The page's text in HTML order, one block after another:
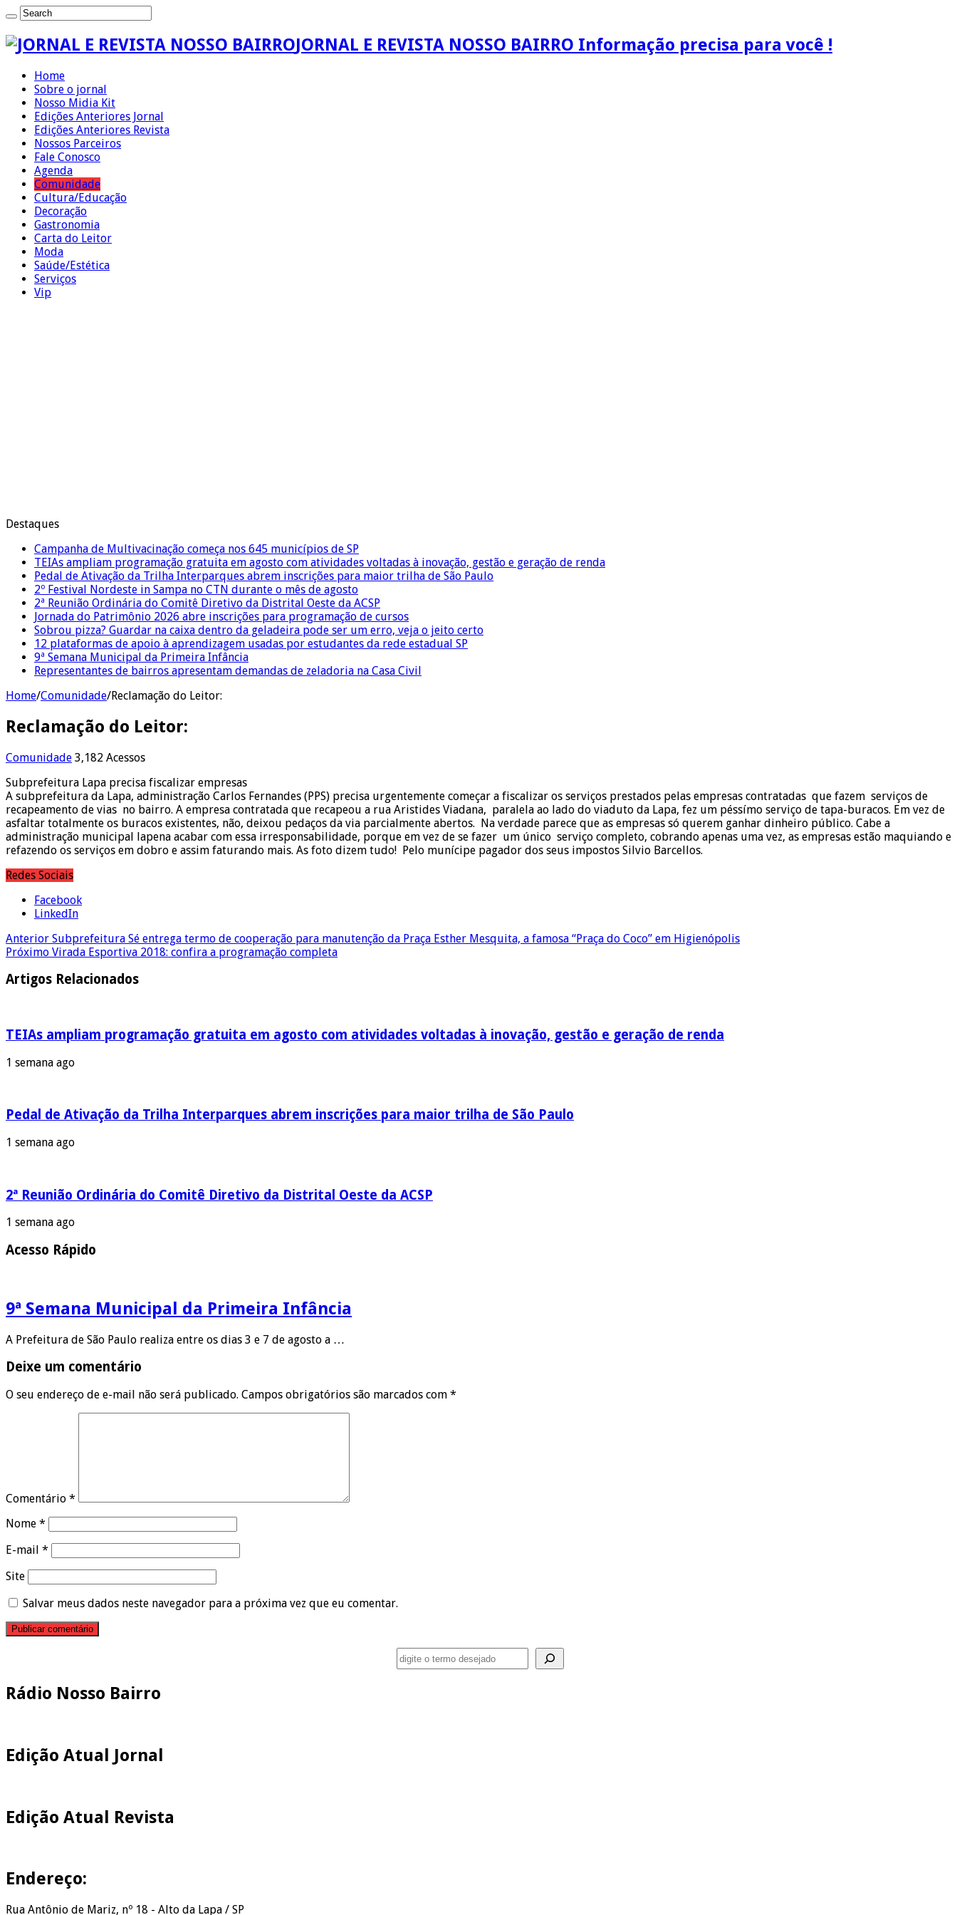
JORNAL E REVISTA NOSSO BAIRRO Informação precisa para você !
Home
Sobre o jornal
Nosso Midia Kit
Edições Anteriores Jornal
Edições Anteriores Revista
Nossos Parceiros
Fale Conosco
Agenda
Comunidade
Cultura/Educação
Decoração
Gastronomia
Carta do Leitor
Moda
Saúde/Estética
Serviços
Vip
Destaques
Campanha de Multivacinação começa nos 645 municípios de SP
TEIAs ampliam programação gratuita em agosto com atividades voltadas à inovação, gestão e geração de renda
Pedal de Ativação da Trilha Interparques abrem inscrições para maior trilha de São Paulo
2º Festival Nordeste in Sampa no CTN durante o mês de agosto
2ª Reunião Ordinária do Comitê Diretivo da Distrital Oeste da ACSP
Jornada do Patrimônio 2026 abre inscrições para programação de cursos
Sobrou pizza? Guardar na caixa dentro da geladeira pode ser um erro, veja o jeito certo
12 plataformas de apoio à aprendizagem usadas por estudantes da rede estadual SP
9ª Semana Municipal da Primeira Infância
Representantes de bairros apresentam demandas de zeladoria na Casa Civil
Home/Comunidade/Reclamação do Leitor:
Reclamação do Leitor:
Comunidade 3,182 Acessos
Subprefeitura Lapa precisa fiscalizar empresas
A subprefeitura da Lapa, administração Carlos Fernandes (PPS) precisa urgentemente começar a fiscalizar os serviços prestados pelas empresas contratadas que fazem serviços de
recapeamento de vias no bairro. A empresa contratada que recapeou a rua Aristides Viadana, paralela ao lado do viaduto da Lapa, fez um péssímo serviço de tapa-buracos. Em vez de
asfaltar totalmente os buracos existentes, não, deixou pedaços da via parcialmente abertos. Na verdade parece que as empresas só querem ganhar dinheiro público. Cabe a
administração municipal lapena acabar com essa irresponsabilidade, porque em vez de se fazer um único serviço completo, cobrando apenas uma vez, as empresas estão maquiando e
refazendo os serviços em dobro e assim faturando mais. As foto dizem tudo! Pelo munícipe pagador dos seus impostos Silvio Barcellos.
Redes Sociais
Facebook
LinkedIn
Anterior Subprefeitura Sé entrega termo de cooperação para manutenção da Praça Esther Mesquita, a famosa “Praça do Coco” em Higienópolis
Próximo Virada Esportiva 2018: confira a programação completa
Artigos Relacionados
TEIAs ampliam programação gratuita em agosto com atividades voltadas à inovação, gestão e geração de renda
1 semana ago
Pedal de Ativação da Trilha Interparques abrem inscrições para maior trilha de São Paulo
1 semana ago
2ª Reunião Ordinária do Comitê Diretivo da Distrital Oeste da ACSP
1 semana ago
Acesso Rápido
9ª Semana Municipal da Primeira Infância
A Prefeitura de São Paulo realiza entre os dias 3 e 7 de agosto a …
Deixe um comentário
O seu endereço de e-mail não será publicado. Campos obrigatórios são marcados com *
Comentário *
Nome *
E-mail *
Site
Salvar meus dados neste navegador para a próxima vez que eu comentar.
Rádio Nosso Bairro
Edição Atual Jornal
Edição Atual Revista
Endereço:
Rua Antônio de Mariz, nº 18 - Alto da Lapa / SP